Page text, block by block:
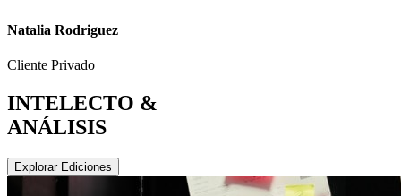
Natalia Rodriguez
Cliente Privado
INTELECTO &
ANÁLISIS
Explorar Ediciones